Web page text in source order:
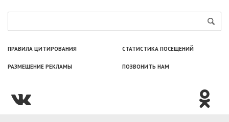
ПРАВИЛА ЦИТИРОВАНИЯ СТАТИСТИКА ПОСЕЩЕНИЙ
РАЗМЕЩЕНИЕ РЕКЛАМЫ ПОЗВОНИТЬ НАМ